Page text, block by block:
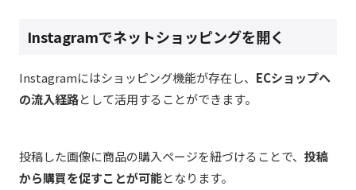
Instagramでネットショッピングを開く
Instagramにはショッピング機能が存在し、 ECショップへ
の流入経路として活用することができます。
投稿した画像に商品の購入ページを紐づけることで、 投稿
から購買を促すことが可能となります。